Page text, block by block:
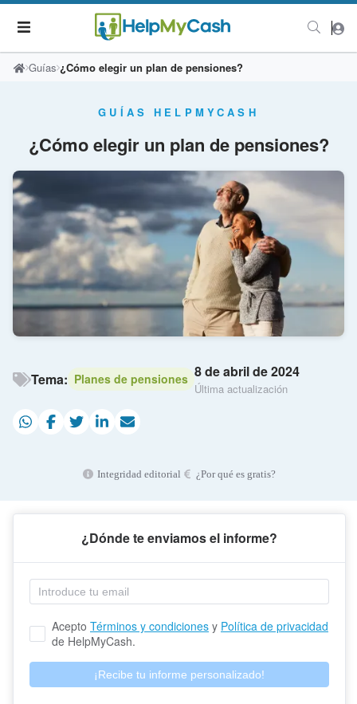
Guías ¿Cómo elegir un plan de pensiones?
GUÍAS HELPMYCASH
¿Cómo elegir un plan de pensiones?
Tema: Planes de pensiones 8 de abril de 2024
Última actualización
Integridad editorial ¿Por qué es gratis?
¿Dónde te enviamos el informe?
Acepto Términos y condiciones y Política de privacidad
de HelpMyCash.
¡Recibe tu informe personalizado!